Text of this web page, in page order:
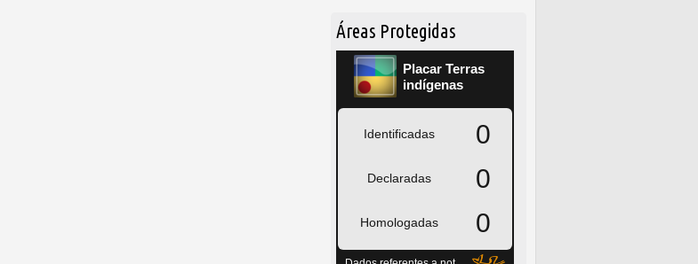
Áreas Protegidas